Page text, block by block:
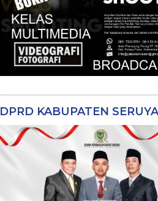
DPRD KABUPATEN